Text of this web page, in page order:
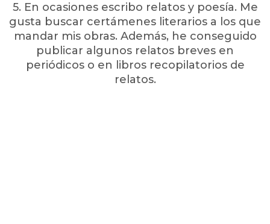
5. En ocasiones escribo relatos y poesía. Me
gusta buscar certámenes literarios a los que
mandar mis obras. Además, he conseguido
publicar algunos relatos breves en
periódicos o en libros recopilatorios de
relatos.